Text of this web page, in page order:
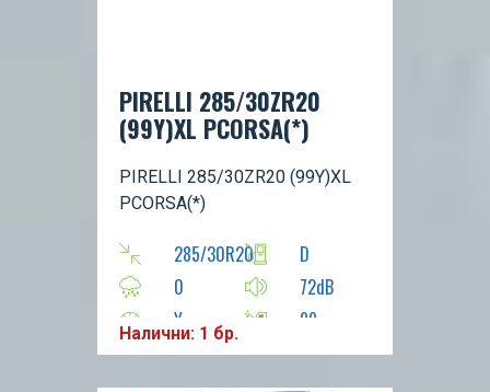
PIRELLI 285/30ZR20
(99Y)XL PCORSA(*)
PIRELLI 285/30ZR20 (99Y)XL
PCORSA(*)
285/30R20
D
0
72dB
Y
99
Налични: 1 бр.